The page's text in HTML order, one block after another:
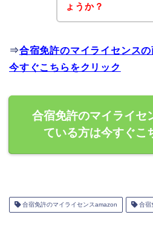
ょうか？
⇒合宿免許のマイライセンス
今すぐこちらをクリック
合宿免許のマイライセ
ている方は今すぐこ
合宿免許のマイライセンスamazon 合宿